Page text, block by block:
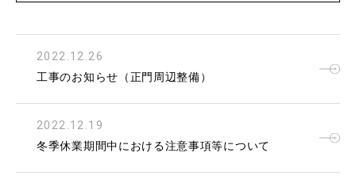
2022.12.26
工事のお知らせ（正門周辺整備）
2022.12.19
冬季休業期間中における注意事項等について